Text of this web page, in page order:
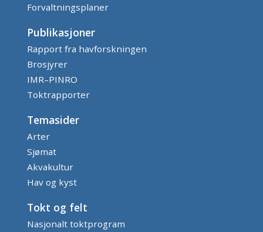
Forvaltningsplaner
Publikasjoner
Rapport fra havforskningen
Brosjyrer
IMR–PINRO
Toktrapporter
Temasider
Arter
Sjømat
Akvakultur
Hav og kyst
Tokt og felt
Nasjonalt toktprogram